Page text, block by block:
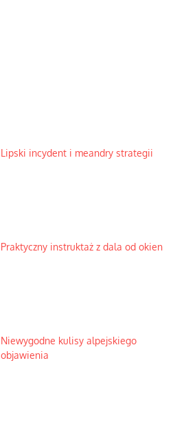
Lipski incydent i meandry strategii
Praktyczny instruktaż z dala od okien
Niewygodne kulisy alpejskiego
objawienia